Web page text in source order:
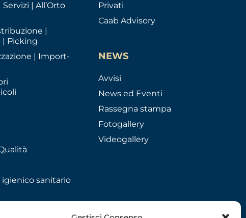
| All’Orto
|
| Picking
| Import-
sanitario
Privati
Caab Advisory
NEWS
Avvisi
News ed Eventi
Rassegna stampa
Fotogallery
Videogallery